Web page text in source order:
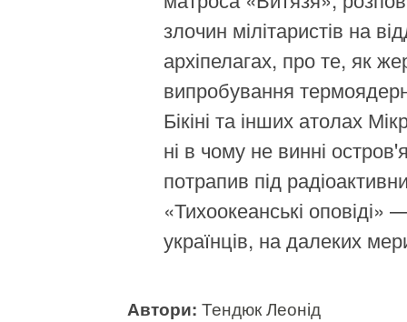
злочин мілітаристів на
архіпелагах, про те, як
випробування
Бікіні та інших атолах
ні в чому не винні
потрапив під
«Тихоокеанські
українців, на далеких
Автори: Тендюк Леонід